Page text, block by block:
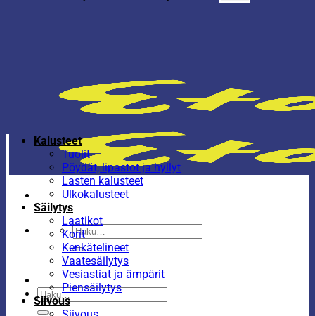
Etsi:
Etsi:
Kalusteet
Tuolit
Pöydät, lipastot ja hyllyt
Lasten kalusteet
Ulkokalusteet
Säilytys
Laatikot
Korit
Kenkätelineet
Vaatesäilytys
Vesiastiat ja ämpärit
Piensäilytys
Siivous